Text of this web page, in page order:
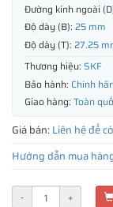
Đường kính ngoài
Độ dày (B): 25 mm
Độ dày (T): 27.25
Thương hiệu: SKF
Bảo hành: Chính
Giao hàng: Toàn
Giá bán: Liên hệ để
Hướng dẫn mua
- +